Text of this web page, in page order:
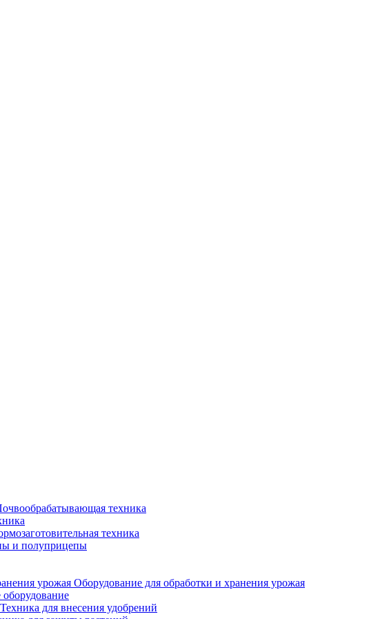
техника
техника
и полуприцепы
Оборудование для обработки и хранения урожая
Техника для внесения удобрений